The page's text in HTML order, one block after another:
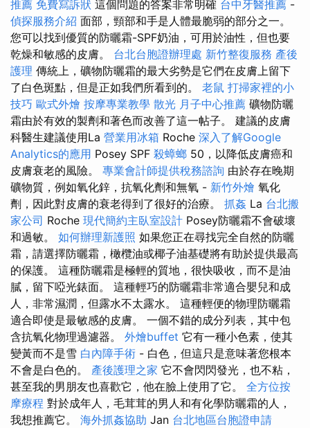
推薦 免費寫訴狀 這個問題的答案非常明確 台中牙醫推薦 -
偵探服務介紹 面部，頸部和手是人體最脆弱的部分之一。
您可以找到優質的防曬霜-SPF奶油，可用於油性，但也要
乾燥和敏感的皮膚。 台北台胞證辦理處 新竹整復服務 產後
護理 傳統上，礦物防曬霜的最大劣勢是它們在皮膚上留下
了白色斑點，但是正如我們所看到的。 老鼠 打掃家裡的小
技巧 歐式外燴 按摩專業教學 散光 月子中心推薦 礦物防曬
霜由於有效的製劑和著色而改善了這一帖子。 建議的皮膚
科醫生建議使用La 營業用冰箱 Roche 深入了解Google
Analytics的應用 Posey SPF 殺蟑螂 50，以降低皮膚癌和
皮膚衰老的風險。 專業會計師提供稅務諮詢 由於存在晚期
礦物質，例如氧化鋅，抗氧化劑和無氧 - 新竹外燴 氧化
劑，因此對皮膚的衰老得到了很好的治療。 抓姦 La 台北搬
家公司 Roche 現代簡約主臥室設計 Posey防曬霜不會破壞
和過敏。 如何辦理新護照 如果您正在尋找完全自然的防曬
霜，請選擇防曬霜，橄欖油或椰子油基礎將有助於提供最高
的保護。 這種防曬霜是極輕的質地，很快吸收，而不是油
膩，留下啞光錶面。 這種輕巧的防曬霜非常適合嬰兒和成
人，非常濕潤，但露水不太露水。 這種輕便的物理防曬霜
適合即使是最敏感的皮膚。 一個不錯的成分列表，其中包
含抗氧化物理過濾器。 外燴buffet 它有一種小色素，使其
變黃而不是雪 白內障手術 - 白色，但這只是意味著您根本
不會是白色的。 產後護理之家 它不會閃閃發光，也不粘，
甚至我的男朋友也喜歡它，他在臉上使用了它。 全方位按
摩療程 對於成年人，毛茸茸的男人和有化學防曬霜的人，
我想推薦它。 海外抓姦協助 Jan 台北地區台胞證申請